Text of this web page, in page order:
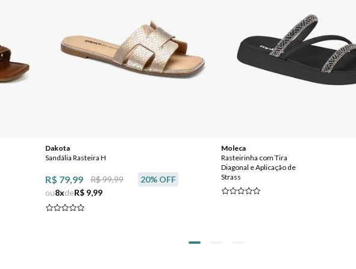
Dakota
Sandália Rasteira H
R$ 79,99 R$ 99,99 20% OFF
ou8xdeR$ 9,99
Moleca
Rasteirinha com Tira
Diagonal e Aplicação de
Strass